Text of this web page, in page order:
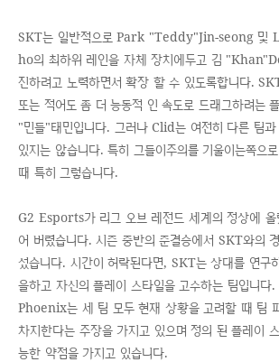
SKT는 일반적으로 Park "Teddy"Jin-seong
ho의 최하위 레인을 자체 장치에두고 김
진하려고 노력하면서 확장 할 수 있도록합니다.
또는 적어도 좀 더 능동적 인 속도로 드래그하려는
"민들"태민입니다. 그러나 Clid는 여전히 다른 팀
있지는 않습니다. 특히 그들이주의를 기울이는쪽으
때 특히 그렇습니다.
G2 Esports가 리그 오브 레전드 세계의 정상에 올
어 버렸습니다. 시즌 중반의 준결승에서 SKT와의
섰습니다. 시간이 허락된다면, SKT는 상대를 연구
을하고 자신의 플레이 스타일을 고수하는 팀입니
Phoenix는 세 팀 모두 현재 상황을 고려할 때 팀
차지한다는 주장을 가지고 있으며 정의 된 플레이
능한 약점을 가지고 있습니다.